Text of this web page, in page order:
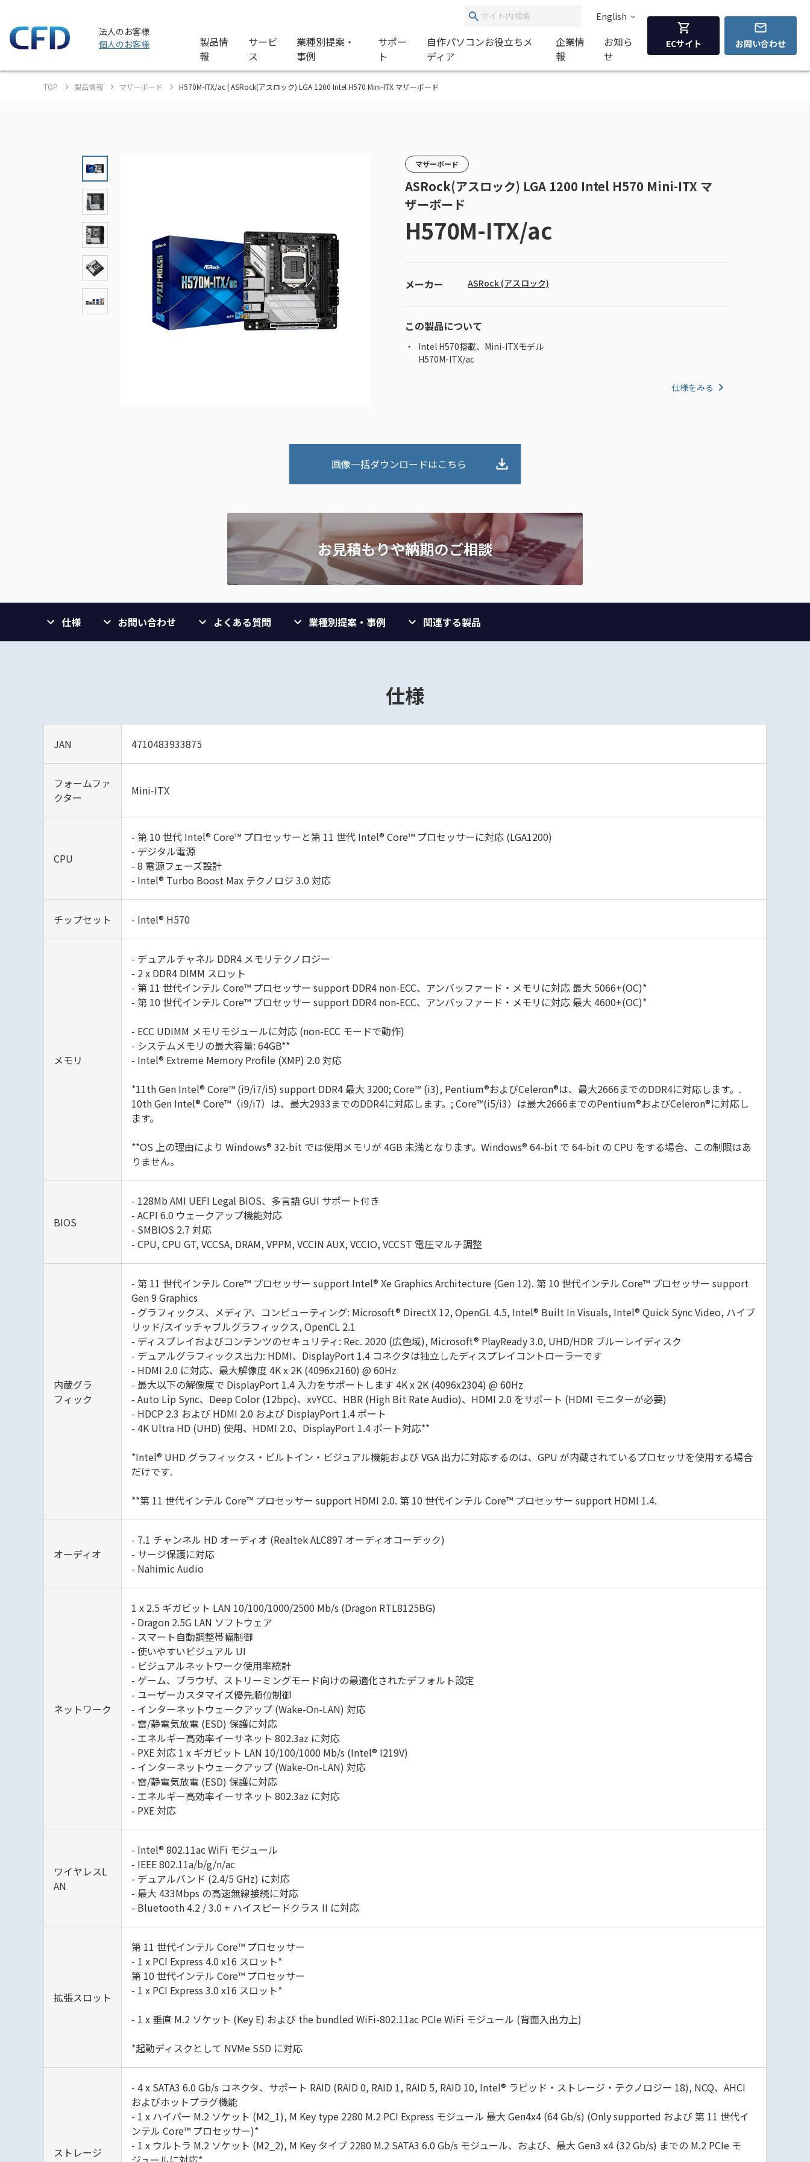
法人のお客様
個人のお客様
English
製品情
報
サービ
ス
業種別提案・
事例
サポー
ト
自作パソコンお役立ちメ
ディア
企業情
報
お知ら
せ
ECサイト お問い合わせ
TOP 製品情報 マザーボード H570M-ITX/ac | ASRock(アスロック) LGA 1200 Intel H570 Mini-ITX マザーボード
マザーボード
ASRock(アスロック) LGA 1200 Intel H570 Mini-ITX マ
ザーボード
H570M-ITX/ac
メーカー ASRock (アスロック)
この製品について
Intel H570搭載、Mini-ITXモデル
H570M-ITX/ac
仕様をみる
画像一括ダウンロードはこちら
仕様 お問い合わせ よくある質問 業種別提案・事例 関連する製品
仕様
JAN 4710483933875
フォームファ
クター
Mini-ITX
CPU
- 第 10 世代 Intel® Core™ プロセッサーと第 11 世代 Intel® Core™ プロセッサーに対応 (LGA1200)
- デジタル電源
- 8 電源フェーズ設計
- Intel® Turbo Boost Max テクノロジ 3.0 対応
チップセット - Intel® H570
メモリ
- デュアルチャネル DDR4 メモリテクノロジー
- 2 x DDR4 DIMM スロット
- 第 11 世代インテル Core™ プロセッサー support DDR4 non-ECC、アンバッファード・メモリに対応 最大 5066+(OC)*
- 第 10 世代インテル Core™ プロセッサー support DDR4 non-ECC、アンバッファード・メモリに対応 最大 4600+(OC)*
- ECC UDIMM メモリモジュールに対応 (non-ECC モードで動作)
- システムメモリの最大容量: 64GB**
- Intel® Extreme Memory Profile (XMP) 2.0 対応
*11th Gen Intel® Core™ (i9/i7/i5) support DDR4 最大 3200; Core™ (i3), Pentium®およびCeleron®は、最大2666までのDDR4に対応します。.
10th Gen Intel® Core™（i9/i7）は、最大2933までのDDR4に対応します。; Core™(i5/i3）は最大2666までのPentium®およびCeleron®に対応し
ます。
**OS 上の理由により Windows® 32-bit では使用メモリが 4GB 未満となります。Windows® 64-bit で 64-bit の CPU をする場合、この制限はあ
りません。
BIOS
- 128Mb AMI UEFI Legal BIOS、多言語 GUI サポート付き
- ACPI 6.0 ウェークアップ機能対応
- SMBIOS 2.7 対応
- CPU, CPU GT, VCCSA, DRAM, VPPM, VCCIN AUX, VCCIO, VCCST 電圧マルチ調整
内蔵グラ
フィック
- 第 11 世代インテル Core™ プロセッサー support Intel® Xe Graphics Architecture (Gen 12). 第 10 世代インテル Core™ プロセッサー support
Gen 9 Graphics
- グラフィックス、メディア、コンピューティング: Microsoft® DirectX 12, OpenGL 4.5, Intel® Built In Visuals, Intel® Quick Sync Video, ハイブ
リッド/スイッチャブルグラフィックス, OpenCL 2.1
- ディスプレイおよびコンテンツのセキュリティ: Rec. 2020 (広色域), Microsoft® PlayReady 3.0, UHD/HDR ブルーレイディスク
- デュアルグラフィックス出力: HDMI、DisplayPort 1.4 コネクタは独立したディスプレイコントローラーです
- HDMI 2.0 に対応、最大解像度 4K x 2K (4096x2160) @ 60Hz
- 最大以下の解像度で DisplayPort 1.4 入力をサポートします 4K x 2K (4096x2304) @ 60Hz
- Auto Lip Sync、Deep Color (12bpc)、xvYCC、HBR (High Bit Rate Audio)、HDMI 2.0 をサポート (HDMI モニターが必要)
- HDCP 2.3 および HDMI 2.0 および DisplayPort 1.4 ポート
- 4K Ultra HD (UHD) 使用、HDMI 2.0、DisplayPort 1.4 ポート対応**
*Intel® UHD グラフィックス・ビルトイン・ビジュアル機能および VGA 出力に対応するのは、GPU が内蔵されているプロセッサを使用する場合
だけです.
**第 11 世代インテル Core™ プロセッサー support HDMI 2.0. 第 10 世代インテル Core™ プロセッサー support HDMI 1.4.
オーディオ
- 7.1 チャンネル HD オーディオ (Realtek ALC897 オーディオコーデック)
- サージ保護に対応
- Nahimic Audio
ネットワーク
1 x 2.5 ギガビット LAN 10/100/1000/2500 Mb/s (Dragon RTL8125BG)
- Dragon 2.5G LAN ソフトウェア
- スマート自動調整帯幅制御
- 使いやすいビジュアル UI
- ビジュアルネットワーク使用率統計
- ゲーム、ブラウザ、ストリーミングモード向けの最適化されたデフォルト設定
- ユーザーカスタマイズ優先順位制御
- インターネットウェークアップ (Wake-On-LAN) 対応
- 雷/静電気放電 (ESD) 保護に対応
- エネルギー高効率イーサネット 802.3az に対応
- PXE 対応 1 x ギガビット LAN 10/100/1000 Mb/s (Intel® I219V)
- インターネットウェークアップ (Wake-On-LAN) 対応
- 雷/静電気放電 (ESD) 保護に対応
- エネルギー高効率イーサネット 802.3az に対応
- PXE 対応
ワイヤレスL
AN
- Intel® 802.11ac WiFi モジュール
- IEEE 802.11a/b/g/n/ac
- デュアルバンド (2.4/5 GHz) に対応
- 最大 433Mbps の高速無線接続に対応
- Bluetooth 4.2 / 3.0 + ハイスピードクラス II に対応
拡張スロット
第 11 世代インテル Core™ プロセッサー
- 1 x PCI Express 4.0 x16 スロット*
第 10 世代インテル Core™ プロセッサー
- 1 x PCI Express 3.0 x16 スロット*
- 1 x 垂直 M.2 ソケット (Key E) および the bundled WiFi-802.11ac PCIe WiFi モジュール (背面入出力上)
*起動ディスクとして NVMe SSD に対応
ストレージ
- 4 x SATA3 6.0 Gb/s コネクタ、サポート RAID (RAID 0, RAID 1, RAID 5, RAID 10, Intel® ラピッド・ストレージ・テクノロジー 18), NCQ、AHCI
およびホットプラグ機能
- 1 x ハイパー M.2 ソケット (M2_1), M Key type 2280 M.2 PCI Express モジュール 最大 Gen4x4 (64 Gb/s) (Only supported および 第 11 世代イ
ンテル Core™ プロセッサー)*
- 1 x ウルトラ M.2 ソケット (M2_2), M Key タイプ 2280 M.2 SATA3 6.0 Gb/s モジュール、および、最大 Gen3 x4 (32 Gb/s) までの M.2 PCIe モ